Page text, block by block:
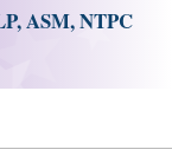
ASM, NTPC